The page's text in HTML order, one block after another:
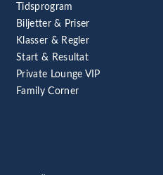
Tidsprogram
Biljetter & Priser
Klasser & Regler
Start & Resultat
Private Lounge VIP
Family Corner